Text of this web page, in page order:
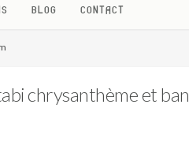
BLOG CONTACT
chrysanthème et